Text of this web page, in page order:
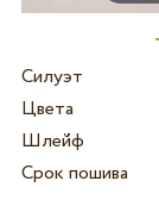
Силуэт
Цвета
Шлейф
Срок пошива